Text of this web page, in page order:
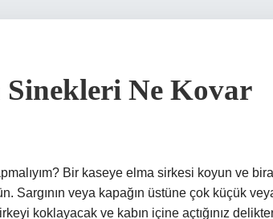
Sinekleri Ne Kovar
Bir kaseye elma sirkesi koyun ve
Sargının veya kapağın üstüne çok küçük
koklayacak ve kabın içine açtığınız